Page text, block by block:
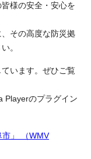
様の安全・安心を
その高度な防災拠
。
います。ぜひご覧
Playerのプラグイン
」 （WMV